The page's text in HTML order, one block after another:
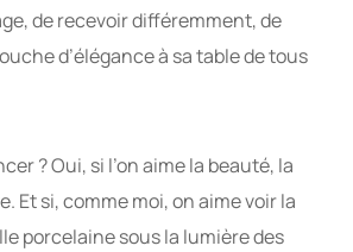
de recevoir différemment, de
d’élégance à sa table de tous
? Oui, si l’on aime la beauté, la
Et si, comme moi, on aime voir la
porcelaine sous la lumière des